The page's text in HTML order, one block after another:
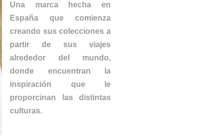
Una marca hecha en
España que comienza
creando sus colecciones a
partir de sus viajes
alrededor del mundo,
donde encuentran la
inspiración que le
proporcinan las distintas
culturas.